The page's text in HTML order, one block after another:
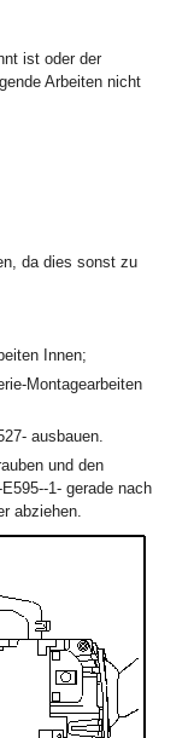
ist oder der
Arbeiten nicht
da dies sonst zu
Innen;
Montagearbeiten
ausbauen.
und den
1- gerade nach
abziehen.